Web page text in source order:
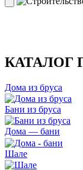
КАТАЛОГ
Дома из бруса
Бани из бруса
Дома — бани
Шале